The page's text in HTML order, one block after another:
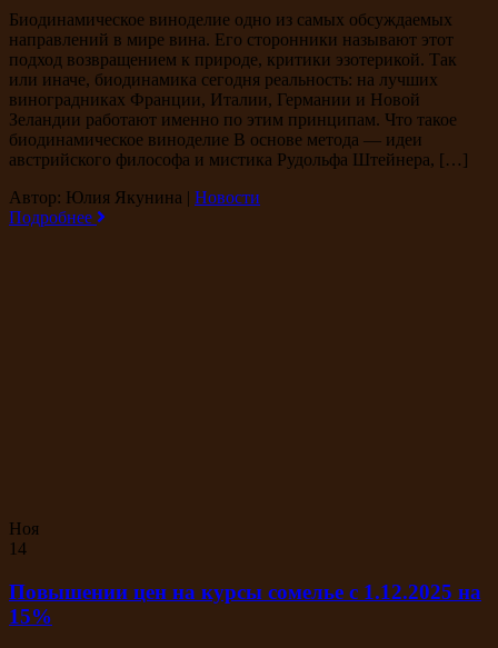
Биодинамическое виноделие одно из самых обсуждаемых
направлений в мире вина. Его сторонники называют этот
подход возвращением к природе, критики эзотерикой. Так
или иначе, биодинамика сегодня реальность: на лучших
виноградниках Франции, Италии, Германии и Новой
Зеландии работают именно по этим принципам. Что такое
биодинамическое виноделие В основе метода — идеи
австрийского философа и мистика Рудольфа Штейнера, […]
Автор: Юлия Якунина | Новости
Подробнее
Ноя
14
Повышении цен на курсы сомелье с 1.12.2025 на
15%